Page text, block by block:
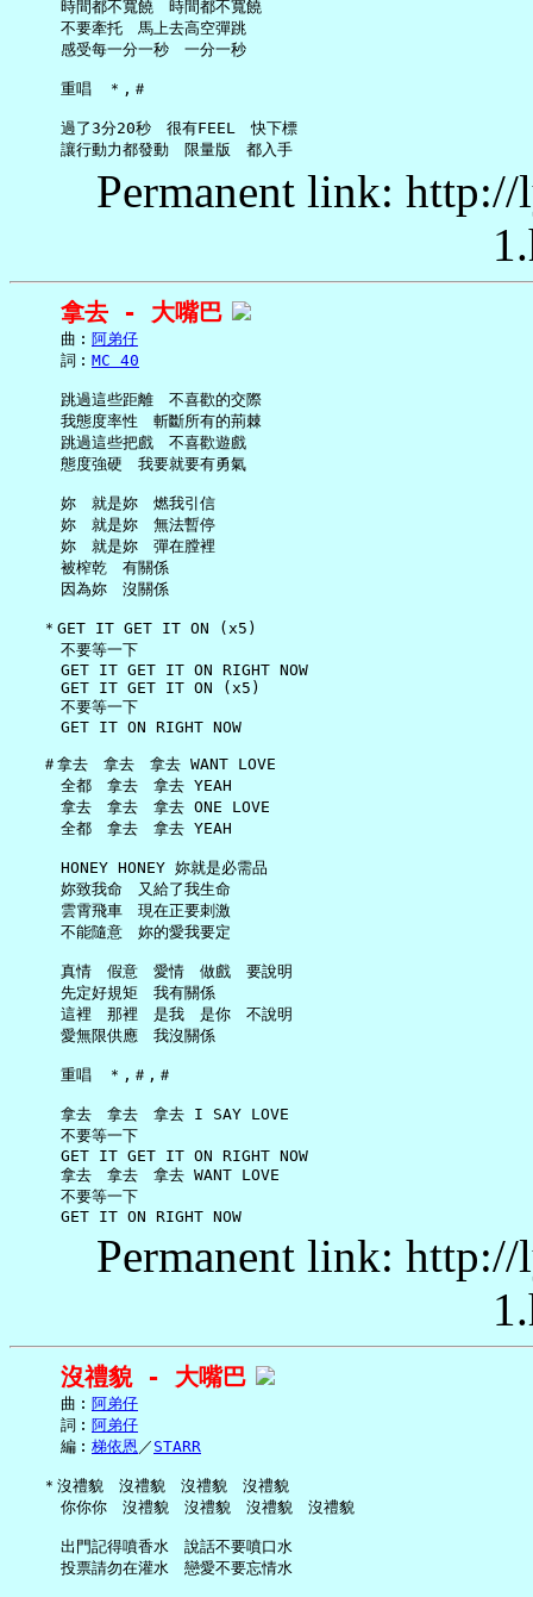
     時間都不寬饒　時間都不寬饒
     不要牽托　馬上去高空彈跳
     感受每一分一秒　一分一秒
     重唱　＊,＃
     過了3分20秒　很有FEEL　快下標
Permanent link:
拿去 - 大嘴巴
     曲︰
阿弟仔
     詞︰
MC 40
     跳過這些距離　不喜歡的交際
     我態度率性　斬斷所有的荊棘
     跳過這些把戲　不喜歡遊戲
     態度強硬　我要就要有勇氣
     妳　就是妳　燃我引信
     妳　就是妳　無法暫停
     妳　就是妳　彈在膛裡
     被榨乾　有關係
     因為妳　沒關係
   ＊GET IT GET IT ON (x5)
     不要等一下
     GET IT GET IT ON RIGHT NOW
     GET IT GET IT ON (x5)
     不要等一下
     GET IT ON RIGHT NOW
   ＃拿去　拿去　拿去 WANT LOVE
     全都　拿去　拿去 YEAH
     拿去　拿去　拿去 ONE LOVE
     全都　拿去　拿去 YEAH
     HONEY HONEY 妳就是必需品
     妳致我命　又給了我生命
     雲霄飛車　現在正要刺激
     不能隨意　妳的愛我要定
     真情　假意　愛情　做戲　要說明
     先定好規矩　我有關係
     這裡　那裡　是我　是你　不說明
     愛無限供應　我沒關係
     重唱　＊,＃,＃
     拿去　拿去　拿去 I SAY LOVE
     不要等一下
     GET IT GET IT ON RIGHT NOW
     拿去　拿去　拿去 WANT LOVE
     不要等一下
Permanent link:
沒禮貌 - 大嘴巴
     曲︰
阿弟仔
     詞︰
阿弟仔
     編︰
梯依恩 ／ STARR
   ＊沒禮貌　沒禮貌　沒禮貌　沒禮貌
     你你你　沒禮貌　沒禮貌　沒禮貌　沒禮貌
     出門記得噴香水　說話不要噴口水
     投票請勿在灌水　戀愛不要忘情水